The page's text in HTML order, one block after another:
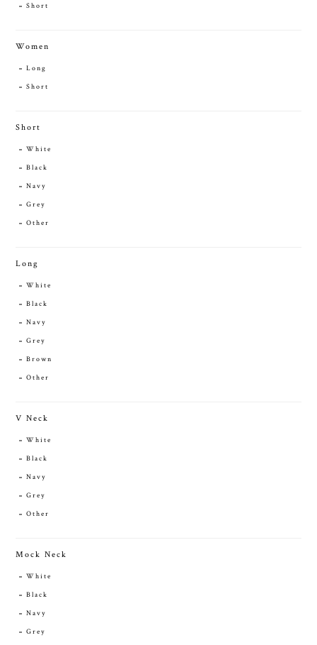
Short
Women
Long
Short
Short
White
Black
Navy
Grey
Other
Long
White
Black
Navy
Grey
Brown
Other
V Neck
White
Black
Navy
Grey
Other
Mock Neck
White
Black
Navy
Grey